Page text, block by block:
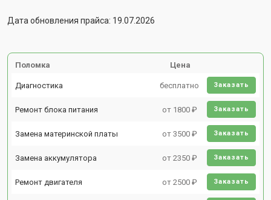
Дата обновления прайса: 19.07.2026
Поломка Цена
Диагностика бесплатно Заказать
Ремонт блока питания от 1800 ₽ Заказать
Замена материнской платы от 3500 ₽ Заказать
Замена аккумулятора от 2350 ₽ Заказать
Ремонт двигателя от 2500 ₽ Заказать